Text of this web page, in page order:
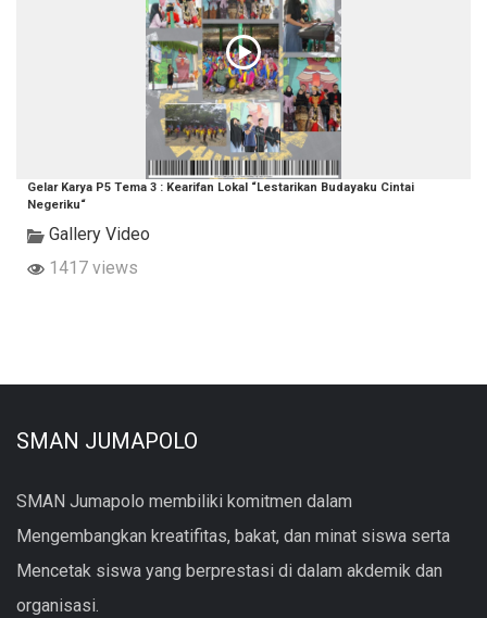
Gelar Karya P5 Tema 3 : Kearifan Lokal “Lestarikan Budayaku Cintai
Negeriku“
Gallery Video
1417 views
SMAN JUMAPOLO
SMAN Jumapolo membiliki komitmen dalam
Mengembangkan kreatifitas, bakat, dan minat siswa serta
Mencetak siswa yang berprestasi di dalam akdemik dan
organisasi.